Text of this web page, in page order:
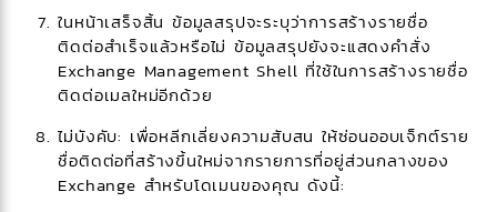
ในหน้าเสร็จสิ้น ข้อมูลสรุปจะระบุว่าการสร้างรายชื่อ
ติดต่อสำเร็จแล้วหรือไม่ ข้อมูลสรุปยังจะแสดงคำสั่ง
Exchange Management Shell ที่ใช้ในการสร้างรายชื่อ
ติดต่อเมลใหม่อีกด้วย
ไม่บังคับ: เพื่อหลีกเลี่ยงความสับสน ให้ซ่อนออบเจ็กต์ราย
ชื่อติดต่อที่สร้างขึ้นใหม่จากรายการที่อยู่ส่วนกลางของ
Exchange สำหรับโดเมนของคุณ ดังนี้: